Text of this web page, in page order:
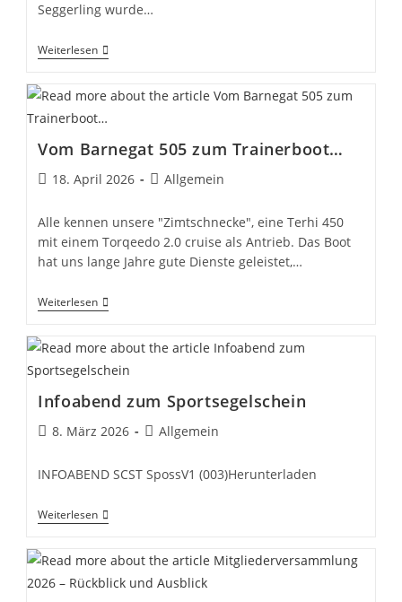
Seggerling wurde…
WeiterlesenKehrein
Regatta
2026
Vom Barnegat 505 zum Trainerboot…
Beitrag
18. April 2026
Beitrags-
Allgemein
Alle kennen unsere "Zimtschnecke", eine Terhi 450
mit einem Torqeedo 2.0 cruise als Antrieb. Das Boot
hat uns lange Jahre gute Dienste geleistet,…
WeiterlesenVom
Barnegat
Zum
Infoabend zum Sportsegelschein
Beitrag
8. März 2026
Beitrags-
Allgemein
INFOABEND SCST SpossV1 (003)Herunterladen
WeiterlesenInfoabend
Zum